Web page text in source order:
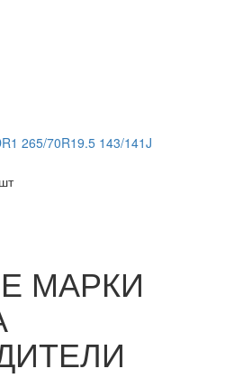
265/70R19.5 143/141J
шт
МАРКИ